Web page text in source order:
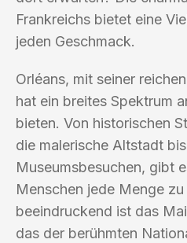
Frankreichs bietet eine
jeden Geschmack.
Orléans, mit seiner
hat ein breites Spektrum
bieten. Von historischen
die malerische Altstadt
Museumsbesuchen, gibt
Menschen jede Menge
beeindruckend ist das
das der berühmten